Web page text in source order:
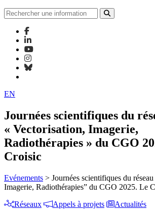
EN
Journées scientifiques du
« Vectorisation, Imagerie,
Radiothérapies » du CGO
Croisic
Evénements > Journées scientifiques du
Imagerie, Radiothérapies” du CGO 2025. Le
Réseaux
Appels à projets
Actualités